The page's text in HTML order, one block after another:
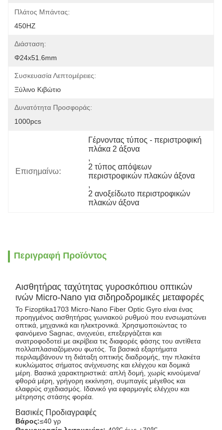
Πλάτος Μπάντας:
450HZ
Διάσταση:
Φ24x51.6mm
Συσκευασία Λεπτομέρειες:
Ξύλινο Κιβώτιο
Δυνατότητα Προσφοράς:
1000pcs
Επισημαίνω:
Γέρνοντας τύπος - περιστροφική
πλάκα 2 άξονα
,
2 τύπος απόψεων
περιστροφικών πλακών άξονα
,
2 ανοξείδωτο περιστροφικών
πλακών άξονα
Περιγραφή Προϊόντος
Αισθητήρας ταχύτητας γυροσκόπιου οπτικών
ινών Micro-Nano για σιδηροδρομικές μεταφορές
Το Fizoptika1703 Micro-Nano Fiber Optic Gyro είναι ένας
προηγμένος αισθητήρας γωνιακού ρυθμού που ενσωματώνει
οπτικά, μηχανικά και ηλεκτρονικά. Χρησιμοποιώντας το
φαινόμενο Sagnac, ανιχνεύει, επεξεργάζεται και
ανατροφοδοτεί με ακρίβεια τις διαφορές φάσης του αντίθετα
πολλαπλασιαζόμενου φωτός. Τα βασικά εξαρτήματα
περιλαμβάνουν τη διάταξη οπτικής διαδρομής, την πλακέτα
κυκλώματος σήματος ανίχνευσης και ελέγχου και δομικά
μέρη. Βασικά χαρακτηριστικά: απλή δομή, χωρίς κινούμενα/
φθορά μέρη, γρήγορη εκκίνηση, συμπαγές μέγεθος και
ελαφρύς σχεδιασμός. Ιδανικό για εφαρμογές ελέγχου και
μέτρησης στάσης φορέα.
Βασικές Προδιαγραφές
Βάρος:≤40 γρ